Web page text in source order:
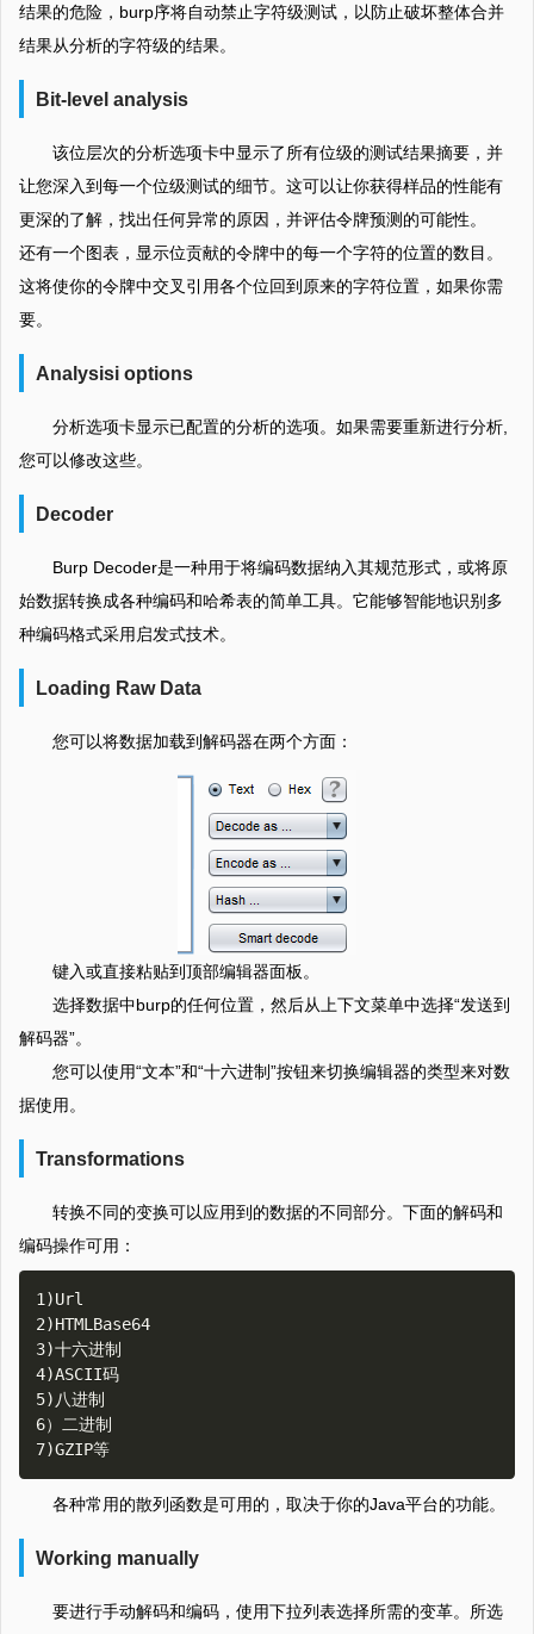
结果的危险，burp序将自动禁止字符级测试，以防止破坏整体合并
结果从分析的字符级的结果。
Bit-level analysis
该位层次的分析选项卡中显示了所有位级的测试结果摘要，并
让您深入到每一个位级测试的细节。这可以让你获得样品的性能有
更深的了解，找出任何异常的原因，并评估令牌预测的可能性。
还有一个图表，显示位贡献的令牌中的每一个字符的位置的数目。
这将使你的令牌中交叉引用各个位回到原来的字符位置，如果你需
要。
Analysisi options
分析选项卡显示已配置的分析的选项。如果需要重新进行分析,
您可以修改这些。
Decoder
Burp Decoder是一种用于将编码数据纳入其规范形式，或将原
始数据转换成各种编码和哈希表的简单工具。它能够智能地识别多
种编码格式采用启发式技术。
Loading Raw Data
您可以将数据加载到解码器在两个方面：
键入或直接粘贴到顶部编辑器面板。
选择数据中burp的任何位置，然后从上下文菜单中选择“发送到
解码器”。
您可以使用“文本”和“十六进制”按钮来切换编辑器的类型来对数
据使用。
Transformations
转换不同的变换可以应用到的数据的不同部分。下面的解码和
编码操作可用：
1)Url
2)HTMLBase64
3)十六进制
4)ASCII码
5)八进制
6）二进制
各种常用的散列函数是可用的，取决于你的Java平台的功能。
Working manually
要进行手动解码和编码，使用下拉列表选择所需的变革。所选